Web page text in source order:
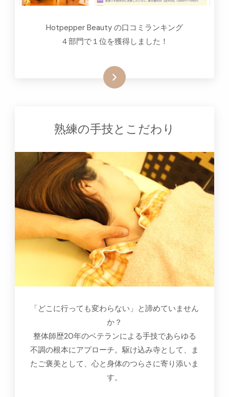
Hotpepper Beauty の口コミランキング
４部門で１位を獲得しました！
詳細はこちらをクリック
熟練の手技とこだわり
「どこに行っても変わらない」と諦めていません
か？
整体師歴20年のベテランによる手技であらゆる
不調の根本にアプローチ。駆け込み寺として、ま
たご褒美として、心と身体のつらさに寄り添いま
す。